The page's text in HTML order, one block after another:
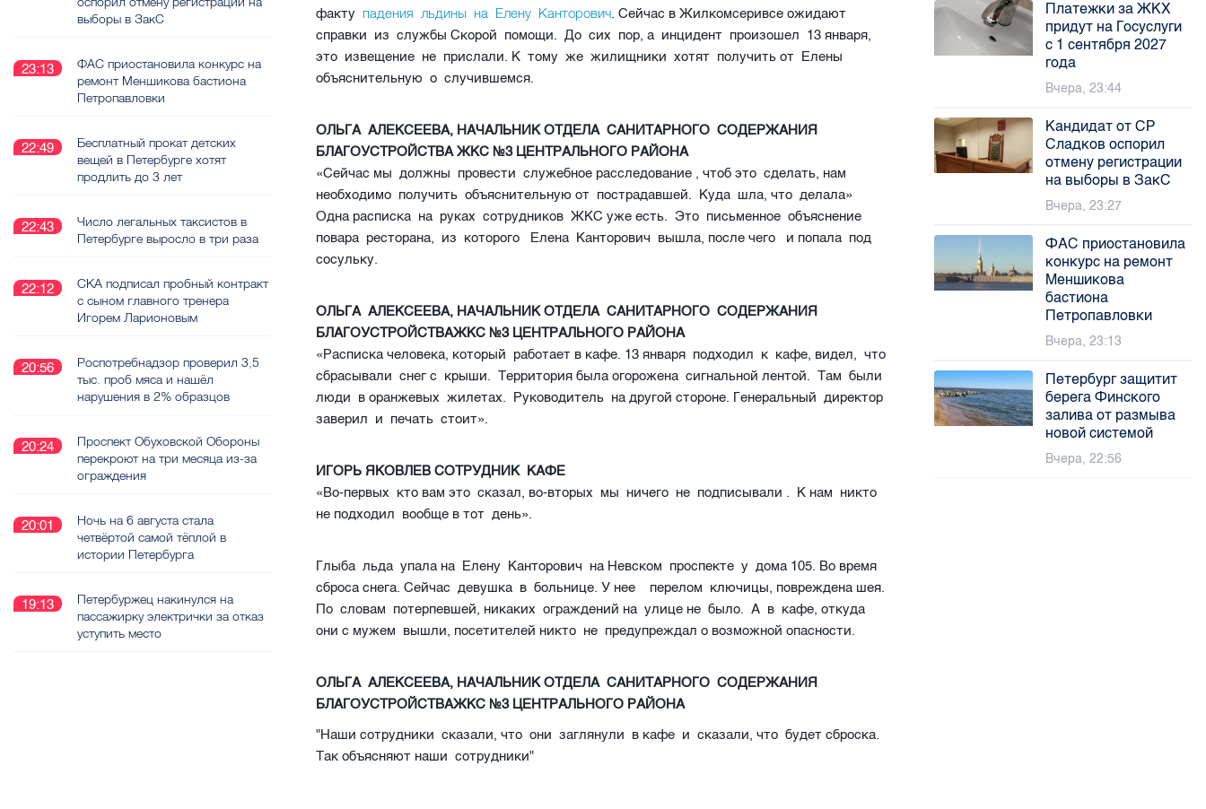
фактупадения льдины на Елену Канторович. Сейчас в Жилкомсеривсе ожидают
справки из службы Скорой помощи. До сих пор, а инцидент произошел 13 января,
это извещение не прислали. К тому же жилищники хотят получить от Елены
объяснительную о случившемся.
ОЛЬГА АЛЕКСЕЕВА, НАЧАЛЬНИК ОТДЕЛА САНИТАРНОГО СОДЕРЖАНИЯ
БЛАГОУСТРОЙСТВА ЖКС №3 ЦЕНТРАЛЬНОГО РАЙОНА
«Сейчас мы должны провести служебное расследование , чтоб это сделать, нам
необходимо получить объяснительную от пострадавшей. Куда шла, что делала»
Одна расписка на руках сотрудников ЖКС уже есть. Это письменное объяснение
повара ресторана, из которого Елена Канторович вышла, после чего и попала под
сосульку.
ОЛЬГА АЛЕКСЕЕВА, НАЧАЛЬНИК ОТДЕЛА САНИТАРНОГО СОДЕРЖАНИЯ
БЛАГОУСТРОЙСТВАЖКС №3 ЦЕНТРАЛЬНОГО РАЙОНА
«Расписка человека, который работает в кафе. 13 января подходил к кафе, видел, что
сбрасывали снег с крыши. Территория была огорожена сигнальной лентой. Там были
люди в оранжевых жилетах. Руководитель на другой стороне. Генеральный директор
заверил и печать стоит».
ИГОРЬ ЯКОВЛЕВ СОТРУДНИК КАФЕ
«Во-первых кто вам это сказал, во-вторых мы ничего не подписывали . К нам никто
не подходил вообще в тот день».
Глыба льда упала на Елену Канторович на Невском проспекте у дома 105. Во время
сброса снега. Сейчас девушка в больнице. У нее перелом ключицы, повреждена шея.
По словам потерпевшей, никаких ограждений на улице не было. А в кафе, откуда
они с мужем вышли, посетителей никто не предупреждал о возможной опасности.
ОЛЬГА АЛЕКСЕЕВА, НАЧАЛЬНИК ОТДЕЛА САНИТАРНОГО СОДЕРЖАНИЯ
БЛАГОУСТРОЙСТВАЖКС №3 ЦЕНТРАЛЬНОГО РАЙОНА
"Наши сотрудники сказали, что они заглянули в кафе и сказали, что будет сброска.
Так объясняют наши сотрудники"
выборы в ЗакС
23:13
ФАС приостановила конкурс на
ремонт Меншикова бастиона
Петропавловки
22:49
Бесплатный прокат детских
вещей в Петербурге хотят
продлить до 3 лет
22:43
Число легальных таксистов в
Петербурге выросло в три раза
22:12
СКА подписал пробный контракт
с сыном главного тренера
Игорем Ларионовым
20:56
Роспотребнадзор проверил 3,5
тыс. проб мяса и нашёл
нарушения в 2% образцов
20:24
Проспект Обуховской Обороны
перекроют на три месяца из-за
ограждения
20:01
Ночь на 6 августа стала
четвёртой самой тёплой в
истории Петербурга
19:13
Петербуржец накинулся на
пассажирку электрички за отказ
уступить место
Платежки за ЖКХ
придут на Госуслуги
с 1 сентября 2027
года
Вчера, 23:44
Кандидат от СР
Сладков оспорил
отмену регистрации
на выборы в ЗакС
Вчера, 23:27
ФАС приостановила
конкурс на ремонт
Меншикова
бастиона
Петропавловки
Вчера, 23:13
Петербург защитит
берега Финского
залива от размыва
новой системой
Вчера, 22:56